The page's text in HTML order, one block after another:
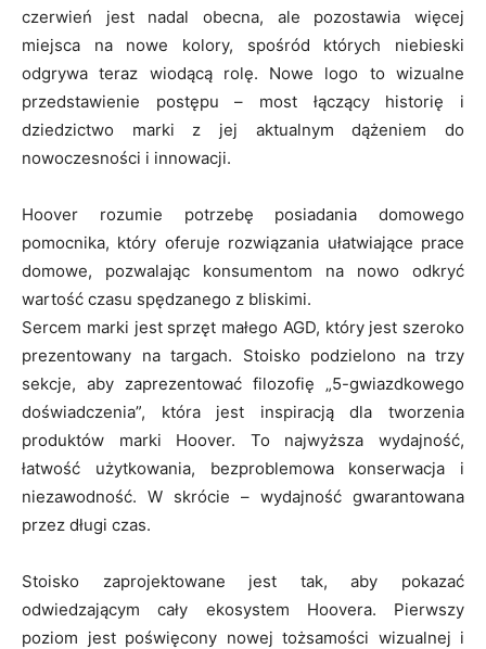
czerwień jest nadal obecna, ale pozostawia więcej
miejsca na nowe kolory, spośród których niebieski
odgrywa teraz wiodącą rolę. Nowe logo to wizualne
przedstawienie postępu – most łączący historię i
dziedzictwo marki z jej aktualnym dążeniem do
nowoczesności i innowacji.
Hoover rozumie potrzebę posiadania domowego
pomocnika, który oferuje rozwiązania ułatwiające prace
domowe, pozwalając konsumentom na nowo odkryć
wartość czasu spędzanego z bliskimi.
Sercem marki jest sprzęt małego AGD, który jest szeroko
prezentowany na targach. Stoisko podzielono na trzy
sekcje, aby zaprezentować filozofię „5-gwiazdkowego
doświadczenia”, która jest inspiracją dla tworzenia
produktów marki Hoover. To najwyższa wydajność,
łatwość użytkowania, bezproblemowa konserwacja i
niezawodność. W skrócie – wydajność gwarantowana
przez długi czas.
Stoisko zaprojektowane jest tak, aby pokazać
odwiedzającym cały ekosystem Hoovera. Pierwszy
poziom jest poświęcony nowej tożsamości wizualnej i